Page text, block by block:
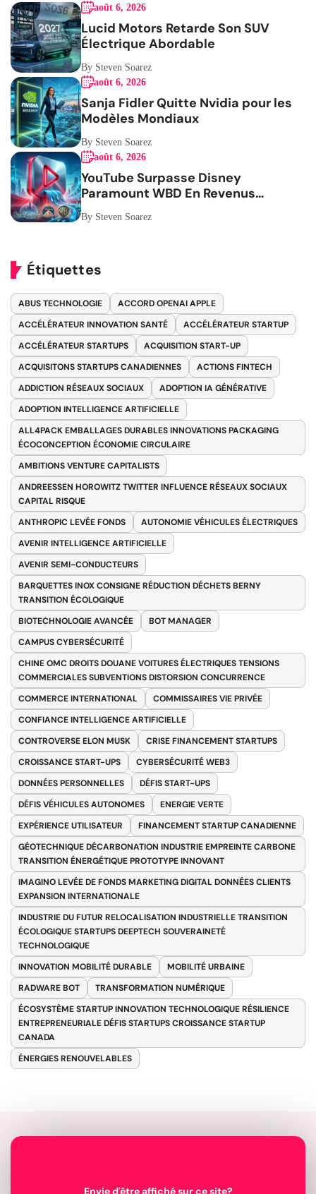
août 6, 2026
Lucid Motors Retarde Son SUV
Électrique Abordable
By Steven Soarez
août 6, 2026
Sanja Fidler Quitte Nvidia pour les
Modèles Mondiaux
By Steven Soarez
août 6, 2026
YouTube Surpasse Disney
Paramount WBD En Revenus
Publicitaires
By Steven Soarez
Étiquettes
ABUS TECHNOLOGIE
ACCORD OPENAI APPLE
ACCÉLÉRATEUR INNOVATION SANTÉ
ACCÉLÉRATEUR STARTUP
ACCÉLÉRATEUR STARTUPS
ACQUISITION START-UP
ACQUISITONS STARTUPS CANADIENNES
ACTIONS FINTECH
ADDICTION RÉSEAUX SOCIAUX
ADOPTION IA GÉNÉRATIVE
ADOPTION INTELLIGENCE ARTIFICIELLE
ALL4PACK EMBALLAGES DURABLES INNOVATIONS PACKAGING
ÉCOCONCEPTION ÉCONOMIE CIRCULAIRE
AMBITIONS VENTURE CAPITALISTS
ANDREESSEN HOROWITZ TWITTER INFLUENCE RÉSEAUX SOCIAUX
CAPITAL RISQUE
ANTHROPIC LEVÉE FONDS
AUTONOMIE VÉHICULES ÉLECTRIQUES
AVENIR INTELLIGENCE ARTIFICIELLE
AVENIR SEMI-CONDUCTEURS
BARQUETTES INOX CONSIGNE RÉDUCTION DÉCHETS BERNY
TRANSITION ÉCOLOGIQUE
BIOTECHNOLOGIE AVANCÉE
BOT MANAGER
CAMPUS CYBERSÉCURITÉ
CHINE OMC DROITS DOUANE VOITURES ÉLECTRIQUES TENSIONS
COMMERCIALES SUBVENTIONS DISTORSION CONCURRENCE
COMMERCE INTERNATIONAL
COMMISSAIRES VIE PRIVÉE
CONFIANCE INTELLIGENCE ARTIFICIELLE
CONTROVERSE ELON MUSK
CRISE FINANCEMENT STARTUPS
CROISSANCE START-UPS
CYBERSÉCURITÉ WEB3
DONNÉES PERSONNELLES
DÉFIS START-UPS
DÉFIS VÉHICULES AUTONOMES
ENERGIE VERTE
EXPÉRIENCE UTILISATEUR
FINANCEMENT STARTUP CANADIENNE
GÉOTECHNIQUE DÉCARBONATION INDUSTRIE EMPREINTE CARBONE
TRANSITION ÉNERGÉTIQUE PROTOTYPE INNOVANT
IMAGINO LEVÉE DE FONDS MARKETING DIGITAL DONNÉES CLIENTS
EXPANSION INTERNATIONALE
INDUSTRIE DU FUTUR RELOCALISATION INDUSTRIELLE TRANSITION
ÉCOLOGIQUE STARTUPS DEEPTECH SOUVERAINETÉ
TECHNOLOGIQUE
INNOVATION MOBILITÉ DURABLE
MOBILITÉ URBAINE
RADWARE BOT
TRANSFORMATION NUMÉRIQUE
ÉCOSYSTÈME STARTUP INNOVATION TECHNOLOGIQUE RÉSILIENCE
ENTREPRENEURIALE DÉFIS STARTUPS CROISSANCE STARTUP
CANADA
ÉNERGIES RENOUVELABLES
Envie d'être affiché sur ce site?